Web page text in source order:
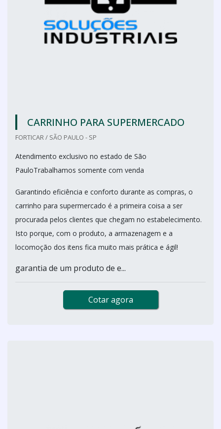
CARRINHO PARA SUPERMERCADO
FORTICAR / SÃO PAULO - SP
Atendimento exclusivo no estado de São
PauloTrabalhamos somente com venda
Garantindo eficiência e conforto durante as compras, o
carrinho para supermercado é a primeira coisa a ser
procurada pelos clientes que chegam no estabelecimento.
Isto porque, com o produto, a armazenagem e a
locomoção dos itens fica muito mais prática e ágil!
garantia de um produto de e...
Cotar agora